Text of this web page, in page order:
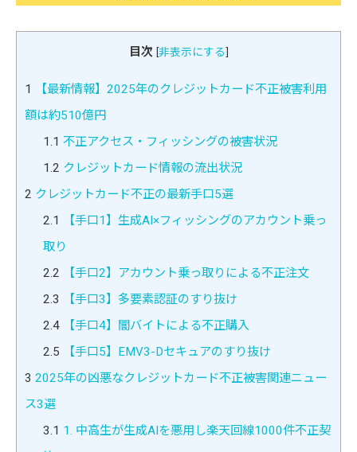
目次 [非表示にする]
1
【最新情報】2025年のクレジットカード不正被害利用
額は約510億円
1.1 不正アクセス・フィッシングの被害状況
1.2 クレジットカード情報の流出状況
2 クレジットカード不正の最新手口5選
2.1
【手口1】生成AI×フィッシングのアカウント乗っ
取り
2.2 【手口2】アカウント乗っ取りによる不正注文
2.3 【手口3】多要素認証のすり抜け
2.4【手口4】闇バイトによる不正購入
2.5 【手口5】EMV3-Dセキュアのすり抜け
3 2025年の凶悪なクレジットカード不正被害関連ニュー
ス3選
3.1 1. 中高生が生成AIを悪用し楽天回線1000件不正契